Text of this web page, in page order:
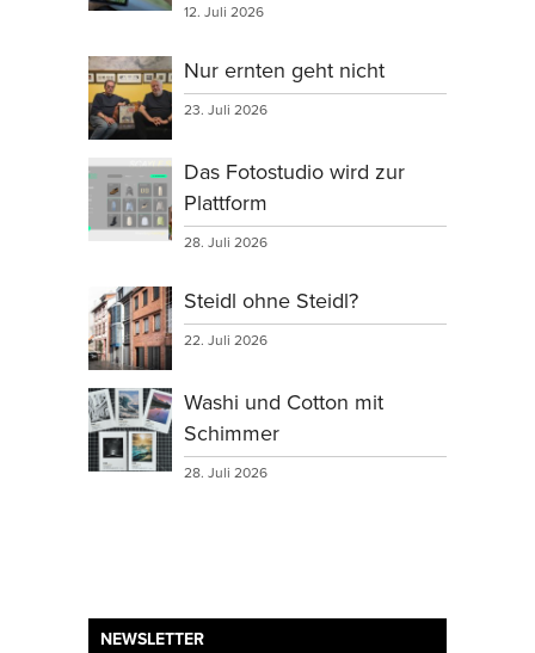
12. Juli 2026
Nur ernten geht nicht
23. Juli 2026
Das Fotostudio wird zur
Plattform
28. Juli 2026
Steidl ohne Steidl?
22. Juli 2026
Washi und Cotton mit
Schimmer
28. Juli 2026
NEWSLETTER